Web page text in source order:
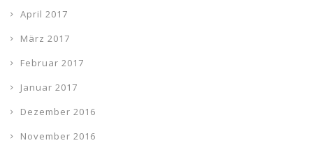
April 2017
März 2017
Februar 2017
Januar 2017
Dezember 2016
November 2016